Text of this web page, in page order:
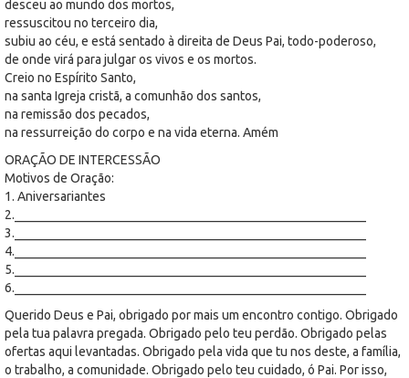
desceu ao mundo dos mortos,
ressuscitou no terceiro dia,
subiu ao céu, e está sentado à direita de Deus Pai, todo-poderoso,
de onde virá para julgar os vivos e os mortos.
Creio no Espírito Santo,
na santa Igreja cristã, a comunhão dos santos,
na remissão dos pecados,
na ressurreição do corpo e na vida eterna. Amém
ORAÇÃO DE INTERCESSÃO
Motivos de Oração:
1. Aniversariantes
2._______________________________________________________
3._______________________________________________________
4._______________________________________________________
5._______________________________________________________
6._______________________________________________________
Querido Deus e Pai, obrigado por mais um encontro contigo. Obrigado
pela tua palavra pregada. Obrigado pelo teu perdão. Obrigado pelas
ofertas aqui levantadas. Obrigado pela vida que tu nos deste, a família,
o trabalho, a comunidade. Obrigado pelo teu cuidado, ó Pai. Por isso,